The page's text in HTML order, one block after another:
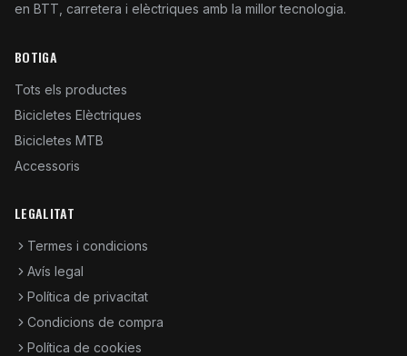
en BTT, carretera i elèctriques amb la millor tecnologia.
BOTIGA
Tots els productes
Bicicletes Elèctriques
Bicicletes MTB
Accessoris
LEGALITAT
Termes i condicions
Avís legal
Política de privacitat
Condicions de compra
Política de cookies